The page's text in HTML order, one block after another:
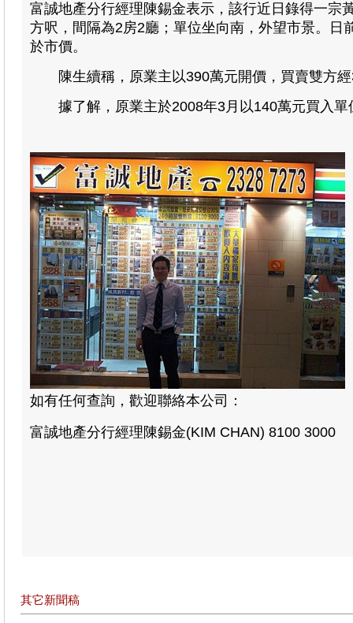
富誠地產分行經理陳錫金表示，該行近日錄得一宗
方呎，間隔為2房2廳；單位坐向南，外望市景。
於市價。
陳生續稱，原業主以390萬元開價，買賣雙方經
據了解，原業主於2008年3月以140萬元買入單
如有任何查詢，歡迎聯絡本公司：
富誠地產分行經理陳錫金(KIM CHAN) 8100 3000
其它新聞稿